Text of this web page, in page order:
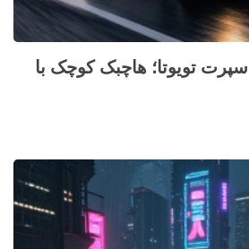
یاریس کراس GR اسپرت تویوتا؛ هاچبک کوچک با